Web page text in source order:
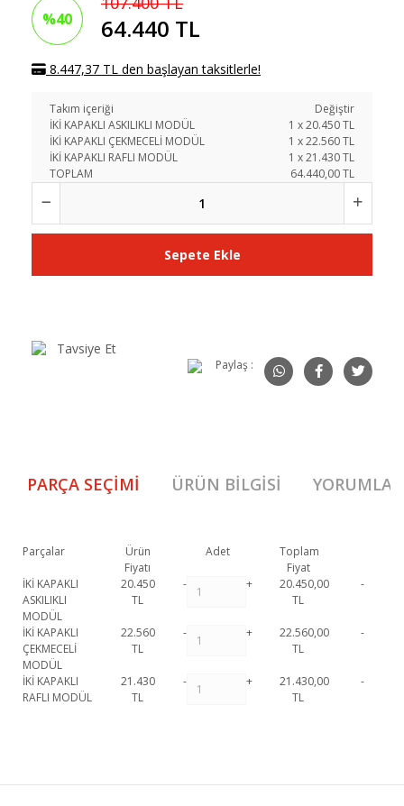
%40 64.440 TL
8.447,37 TL den başlayan taksitlerle!
Takım içeriği
Değiştir
İKİ KAPAKLI ASKILIKLI MODÜL
1 x20.450TL
İKİ KAPAKLI ÇEKMECELİ MODÜL
1 x22.560TL
İKİ KAPAKLI RAFLI MODÜL
1 x21.430TL
TOPLAM
64.440,00 TL
Sepete Ekle
Tavsiye Et
Paylaş :
PARÇA SEÇIMI ÜRÜN BILGISI YORUMLAR
Parçalar
Ürün
Fiyatı
Adet
Toplam
Fiyat
İKİ KAPAKLI
ASKILIKLI
MODÜL
20.450
TL
- +
20.450,00
TL
-
İKİ KAPAKLI
ÇEKMECELİ
MODÜL
22.560
TL
- +
22.560,00
TL
-
İKİ KAPAKLI
RAFLI MODÜL
21.430
TL
- +
21.430,00
TL
-